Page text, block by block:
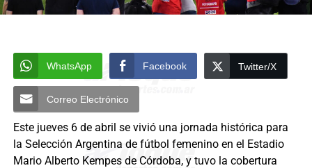
WhatsApp Facebook Twitter/X
Correo Electrónico
Este jueves 6 de abril se vivió una jornada histórica para
la Selección Argentina de fútbol femenino en el Estadio
Mario Alberto Kempes de Córdoba, y tuvo la cobertura